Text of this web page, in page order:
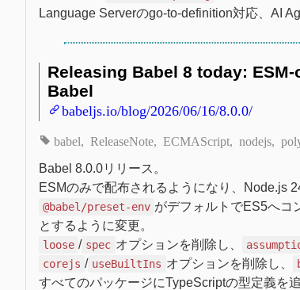
Language Serverのgo-to-definition対応、AI
Releasing Babel 8 today:
Babel
babeljs.io/blog/2026/06/16/8.0.0/
babel ReleaseNote ECMAScript nodejs
Babel 8.0.0リリース。
ESMのみで配布されるようになり、Node.js
@babel/preset-env がデフォルトでES5へコ
とするように変更。
loose / spec オプションを削除し、
corejs / useBuiltIns オプションを削除し、
すべてのパッケージにTypeScriptの型定義を